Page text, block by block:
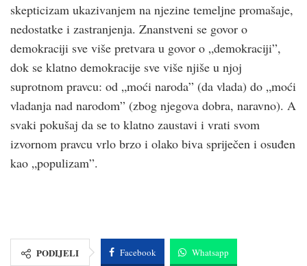
skepticizam ukazivanjem na njezine temeljne promašaje,
nedostatke i zastranjenja. Znanstveni se govor o
demokraciji sve više pretvara u govor o „demokraciji”,
dok se klatno demokracije sve više njiše u njoj
suprotnom pravcu: od „moći naroda” (da vlada) do „moći
vladanja nad narodom” (zbog njegova dobra, naravno). A
svaki pokušaj da se to klatno zaustavi i vrati svom
izvornom pravcu vrlo brzo i olako biva spriječen i osuđen
kao „populizam”.
PODIJELI Facebook Whatsapp